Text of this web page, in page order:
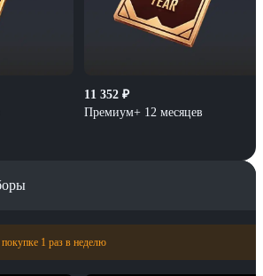
11 352 ₽
Премиум+ 12 месяцев
1 раз в неделю